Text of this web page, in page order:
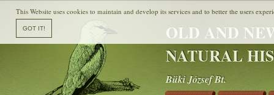
OLD AND
NATURAL
Büki József Bt.
This Website uses cookies to maintain and develop its services and to better the users